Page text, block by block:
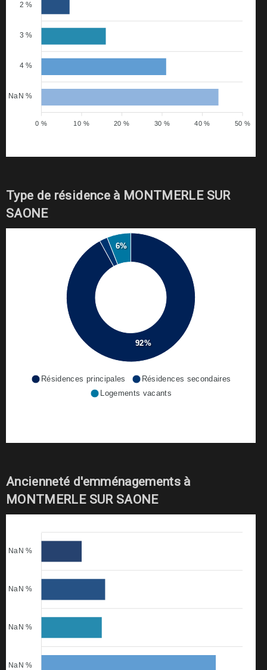
2 %
3 %
4 %
NaN %
50 %
40 %
30 %
20 %
10 %
0 %
Type de résidence à MONTMERLE SUR
SAONE
92%
6%
Résidences principales
Résidences secondaires
Logements vacants
Ancienneté d'emménagements à
MONTMERLE SUR SAONE
NaN %
NaN %
NaN %
NaN %